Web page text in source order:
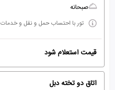
صبحانه
تور با احتساب حمل و نقل و خدمات
قیمت استعلام شود
اتاق دو تخته دبل